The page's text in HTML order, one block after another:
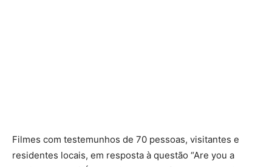
Filmes com testemunhos de 70 pessoas, visitantes e
residentes locais, em resposta à questão “Are you a